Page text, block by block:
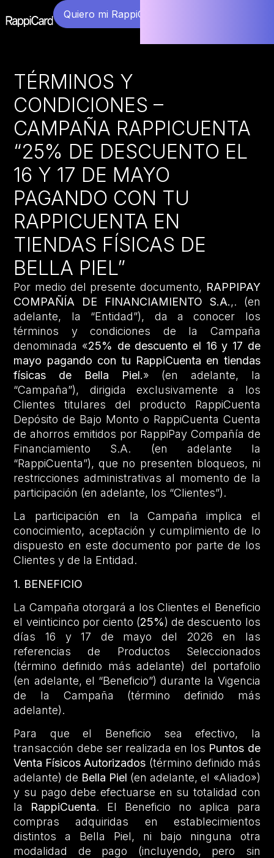
Quiero mi RappiCard
TÉRMINOS Y
CONDICIONES –
CAMPAÑA RAPPICUENTA
“25% DE DESCUENTO EL
16 Y 17 DE MAYO
PAGANDO CON TU
RAPPICUENTA EN
TIENDAS FÍSICAS DE
BELLA PIEL”
Por medio del presente documento, RAPPIPAY
COMPAÑÍA DE FINANCIAMIENTO S.A.,. (en
adelante, la “Entidad”), da a conocer los
términos y condiciones de la Campaña
denominada «25% de descuento el 16 y 17 de
mayo pagando con tu RappiCuenta en tiendas
físicas de Bella Piel.» (en adelante, la
“Campaña”), dirigida exclusivamente a los
Clientes titulares del producto RappiCuenta
Depósito de Bajo Monto o RappiCuenta Cuenta
de ahorros emitidos por RappiPay Compañía de
Financiamiento S.A. (en adelante la
“RappiCuenta”), que no presenten bloqueos, ni
restricciones administrativas al momento de la
participación (en adelante, los “Clientes”).
La participación en la Campaña implica el
conocimiento, aceptación y cumplimiento de lo
dispuesto en este documento por parte de los
Clientes y de la Entidad.
1. BENEFICIO
La Campaña otorgará a los Clientes el Beneficio
el veinticinco por ciento (25%) de descuento los
días 16 y 17 de mayo del 2026 en las
referencias de Productos Seleccionados
(término definido más adelante) del portafolio
(en adelante, el “Beneficio”) durante la Vigencia
de la Campaña (término definido más
adelante).
Para que el Beneficio sea efectivo, la
transacción debe ser realizada en los Puntos de
Venta Físicos Autorizados (término definido más
adelante) de Bella Piel (en adelante, el «Aliado»)
y su pago debe efectuarse en su totalidad con
la RappiCuenta. El Beneficio no aplica para
compras adquiridas en establecimientos
distintos a Bella Piel, ni bajo ninguna otra
modalidad de pago (incluyendo, pero sin